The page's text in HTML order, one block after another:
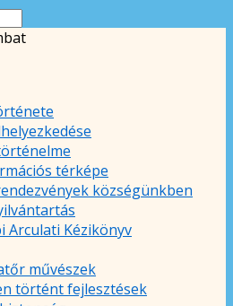
térképe
községünkben
Arculati Kézikönyv
művészek
történt fejlesztések